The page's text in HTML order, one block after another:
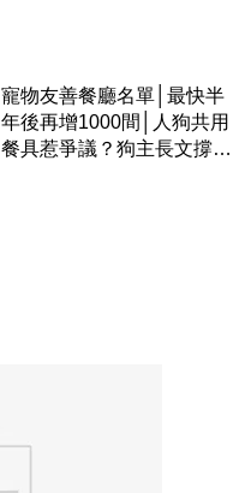
寵物友善餐廳名單│最快半
年後再增1000間│人狗共用
餐具惹爭議？狗主長文撐